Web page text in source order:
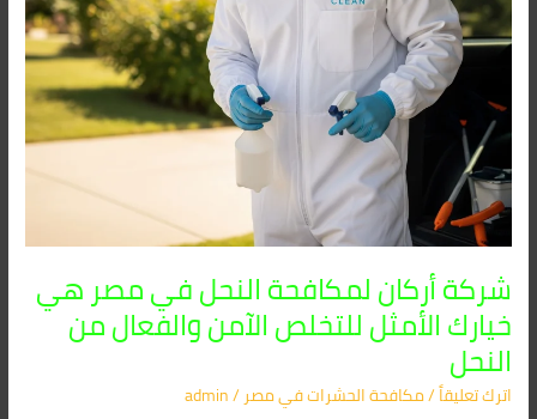
شركة أركان لمكافحة النحل في مصر هي
خيارك الأمثل للتخلص الآمن والفعال من
النحل
اترك تعليقاً/مكافحة الحشرات في مصر/
admin
للتخلص
الآمن
والفعال
النحل